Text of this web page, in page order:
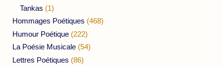
Tankas (1)
Hommages Poétiques (468)
Humour Poétique (222)
La Poésie Musicale (54)
Lettres Poétiques (86)